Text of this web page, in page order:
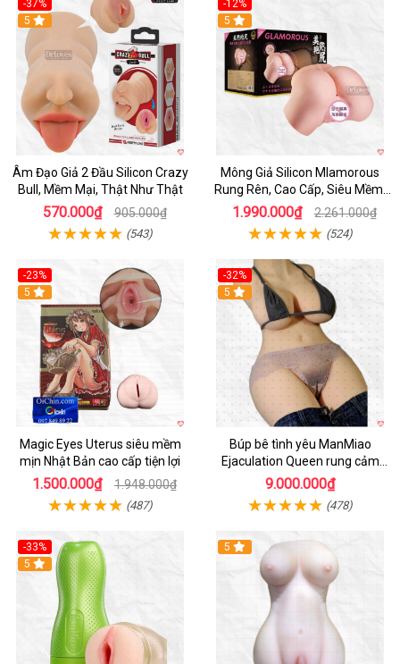
-37%
Hot
5
Âm Đạo Giả 2 Đầu Silicon Crazy
Bull, Mềm Mại, Thật Như Thật
570.000₫ 905.000₫
(543)
-12%
Hot
5
Mông Giả Silicon Mlamorous
Rung Rên, Cao Cấp, Siêu Mềm,
Hót
1.990.000₫ 2.261.000₫
(524)
-23%
Hot
5
Magic Eyes Uterus siêu mềm
mịn Nhật Bản cao cấp tiện lợi
1.500.000₫ 1.948.000₫
(487)
-32%
5
Búp bê tình yêu ManMiao
Ejaculation Queen rung cảm
biến sưởi ấm phun nước thông
9.000.000₫
(478)
-33%
Hot
5
5